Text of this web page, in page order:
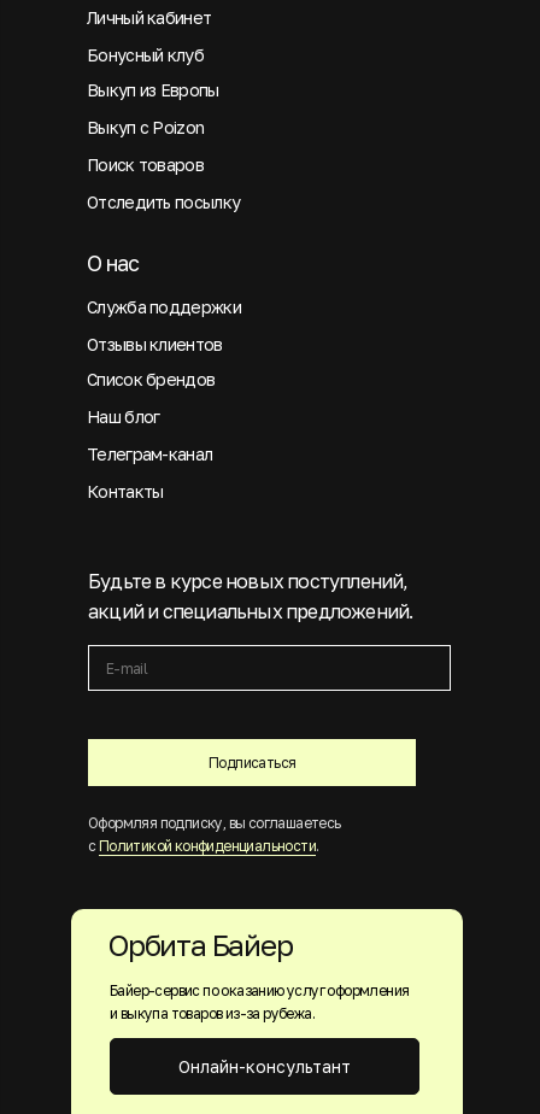
Подписаться
Будьте в курсе новых поступлений,
акций и специальных предложений.
Оформляя подписку, вы соглашаетесь
с Политикой конфиденциальности.
Личный кабинет
Бонусный клуб
Выкуп из Европы
Выкуп с Poizon
Поиск товаров
Отследить посылку
Служба поддержки
О нас
Отзывы клиентов
Список брендов
Наш блог
Телеграм-канал
Контакты
Байер-сервис по оказанию услуг оформления
и выкупа товаров из-за рубежа.
Онлайн-консультант
Орбита Байер